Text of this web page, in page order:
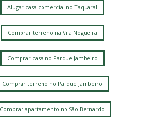
Alugar casa comercial no Taquaral
Comprar terreno na Vila Nogueira
Comprar casa no Parque Jambeiro
Comprar terreno no Parque Jambeiro
Comprar apartamento no São Bernardo